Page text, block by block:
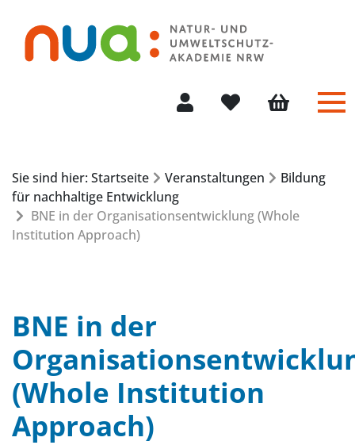
Sie sind hier: Startseite Veranstaltungen
Bildung
für nachhaltige Entwicklung
BNE in der Organisationsentwicklung (Whole
Institution Approach)
BNE in der
(Whole Institution
Approach)